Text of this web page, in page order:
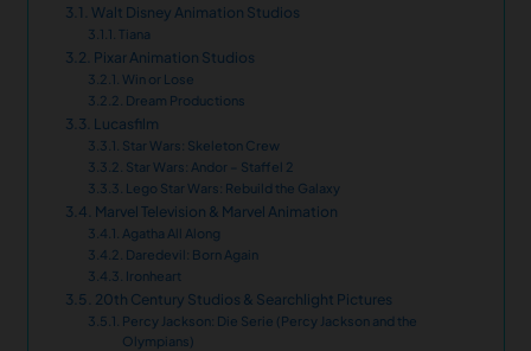
Walt Disney Animation Studios
Tiana
Pixar Animation Studios
Win or Lose
Dream Productions
Lucasfilm
Star Wars: Skeleton Crew
Star Wars: Andor – Staffel 2
Lego Star Wars: Rebuild the Galaxy
Marvel Television & Marvel Animation
Agatha All Along
Daredevil: Born Again
Ironheart
20th Century Studios & Searchlight Pictures
Percy Jackson: Die Serie (Percy Jackson and the
Olympians)